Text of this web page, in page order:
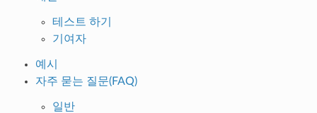
테스트 하기
기여자
예시
자주 묻는 질문(FAQ)
일반